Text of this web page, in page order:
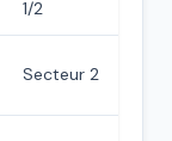
1/2
Secteur 2